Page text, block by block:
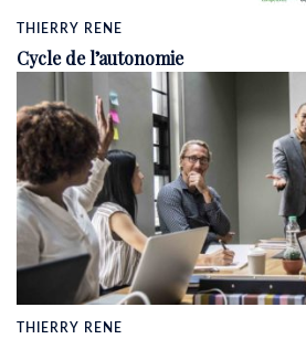
THIERRY RENE
Cycle de l’autonomie
THIERRY RENE